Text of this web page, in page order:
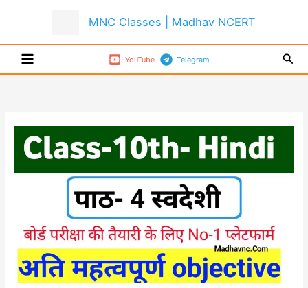
MNC Classes | Madhav NCERT
YouTube Telegram